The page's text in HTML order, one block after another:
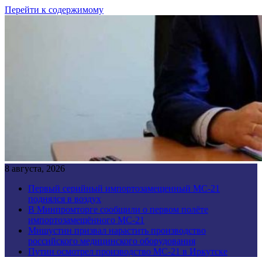
Перейти к содержимому
8 августа, 2026
Первый серийный импортозамещенный МС-21
поднялся в воздух
В Минпромторге сообщили о первом полёте
импортозамещённого МС-21
Мишустин призвал нарастить производство
российского медицинского оборудования
Путин осмотрел производство МС-21 в Иркутске